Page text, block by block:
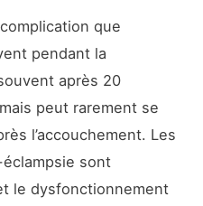
que
pendant la
après 20
peut rarement se
l’accouchement. Les
sont
le dysfonctionnement